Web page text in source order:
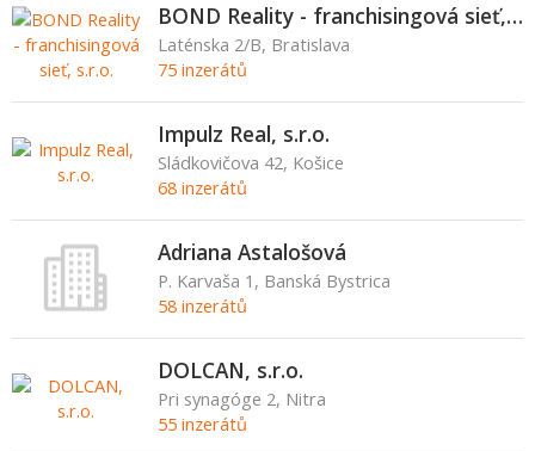
BOND Reality - franchisingová sieť, s.r.o.
Laténska 2/B, Bratislava
75 inzerátů
Impulz Real, s.r.o.
Sládkovičova 42, Košice
68 inzerátů
Adriana Astalošová
P. Karvaša 1, Banská Bystrica
58 inzerátů
DOLCAN, s.r.o.
Pri synagóge 2, Nitra
55 inzerátů